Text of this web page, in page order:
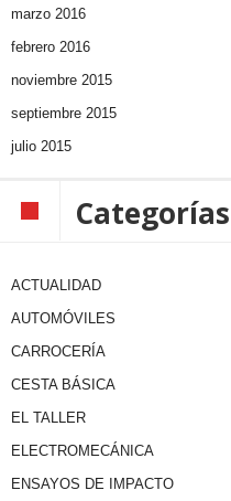
marzo 2016
febrero 2016
noviembre 2015
septiembre 2015
julio 2015
Categorías
ACTUALIDAD
AUTOMÓVILES
CARROCERÍA
CESTA BÁSICA
EL TALLER
ELECTROMECÁNICA
ENSAYOS DE IMPACTO